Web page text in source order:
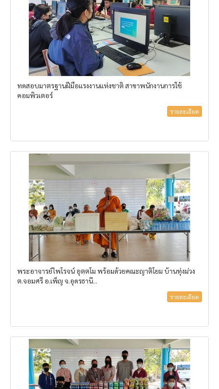
ทดสอบมาตรฐานฝีมือแรงงานแห่งชาติ สาขาพนักงานการใช้
คอมพิวเตอร์
รายละเอียด
พระอาจารย์ไพโรจน์ อุตฺตโม พร้อมด้วยคณะญาติโยม บ้านทุ่งม่วง
ต.จอมศรี อ.เพ็ญ จ.อุดรธานี...
รายละเอียด